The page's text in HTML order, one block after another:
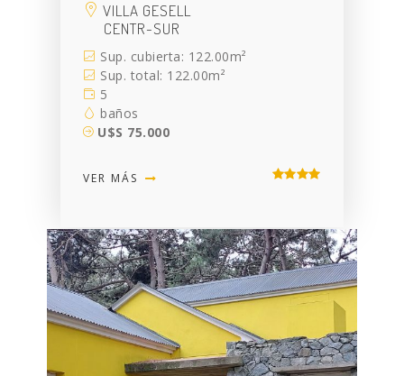
VILLA GESELL
CENTR-SUR
Sup. cubierta: 122.00m²
Sup. total: 122.00m²
5
baños
U$S 75.000
VER MÁS